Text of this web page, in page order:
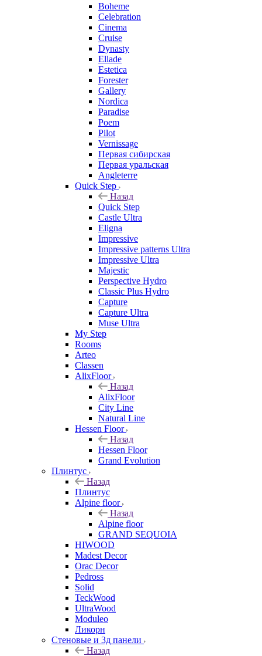
Boheme
Celebration
Cinema
Cruise
Dynasty
Ellade
Estetica
Forester
Gallery
Nordica
Paradise
Poem
Pilot
Vernissage
Первая сибирская
Первая уральская
Angleterre
Quick Step
Назад
Quick Step
Castle Ultra
Eligna
Impressive
Impressive patterns Ultra
Impressive Ultra
Majestic
Perspective Hydro
Classic Plus Hydro
Capture
Capture Ultra
Muse Ultra
My Step
Rooms
Arteo
Classen
AlixFloor
Назад
AlixFloor
City Line
Natural Line
Hessen Floor
Назад
Hessen Floor
Grand Evolution
Плинтус
Назад
Плинтус
Alpine floor
Назад
Alpine floor
GRAND SEQUOIA
HIWOOD
Madest Decor
Orac Decor
Pedross
Solid
TeckWood
UltraWood
Moduleo
Ликорн
Стеновые и 3д панели
Назад